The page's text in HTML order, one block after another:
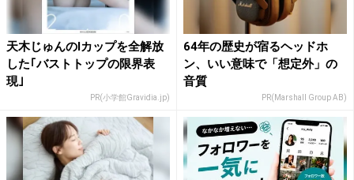
天木じゅんのIカップを全解放
した｢バストトップの限界表
現｣
PR(小学館Gravidia.jp)
64年の歴史が宿るヘッドホ
ン、いい意味で「想定外」の
音質
PR(Marshall Group AB)